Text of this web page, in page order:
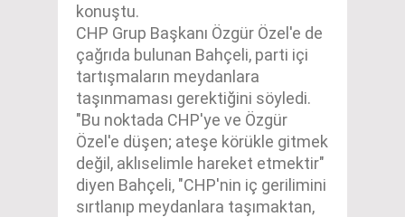
konuştu.
CHP Grup Başkanı Özgür Özel'e de
çağrıda bulunan Bahçeli, parti içi
tartışmaların meydanlara
taşınmaması gerektiğini söyledi.
"Bu noktada CHP'ye ve Özgür
Özel'e düşen; ateşe körükle gitmek
değil, aklıselimle hareket etmektir"
diyen Bahçeli, "CHP'nin iç gerilimini
sırtlanıp meydanlara taşımaktan,